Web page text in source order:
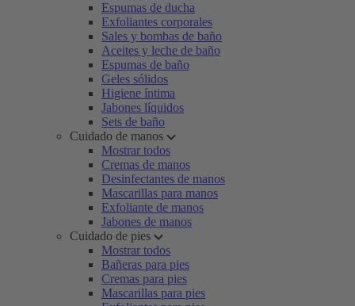
Espumas de ducha
Exfoliantes corporales
Sales y bombas de baño
Aceites y leche de baño
Espumas de baño
Geles sólidos
Higiene íntima
Jabones líquidos
Sets de baño
Cuidado de manos
Mostrar todos
Cremas de manos
Desinfectantes de manos
Mascarillas para manos
Exfoliante de manos
Jabones de manos
Cuidado de pies
Mostrar todos
Bañeras para pies
Cremas para pies
Mascarillas para pies